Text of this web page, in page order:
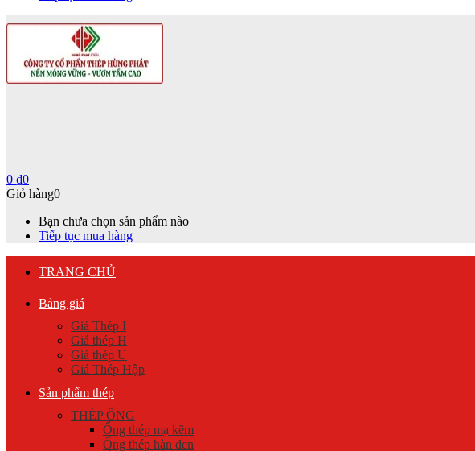
0 ₫0
Giỏ hàng0
Bạn chưa chọn sản phẩm nào
Tiếp tục mua hàng
TRANG CHỦ
Bảng giá
Giá Thép I
Giá thép H
Giá thép U
Giá Thép Hộp
Sản phẩm thép
THÉP ỐNG
Ống thép mạ kẽm
Ống thép hàn đen